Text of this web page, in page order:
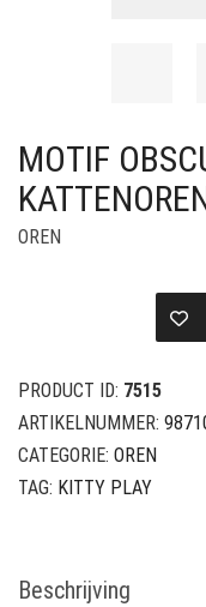
MOTIF
OREN
PRODUCT ID: 7515
ARTIKELNUMMER:
CATEGORIE: OREN
TAG: KITTY PLAY
Beschrijving